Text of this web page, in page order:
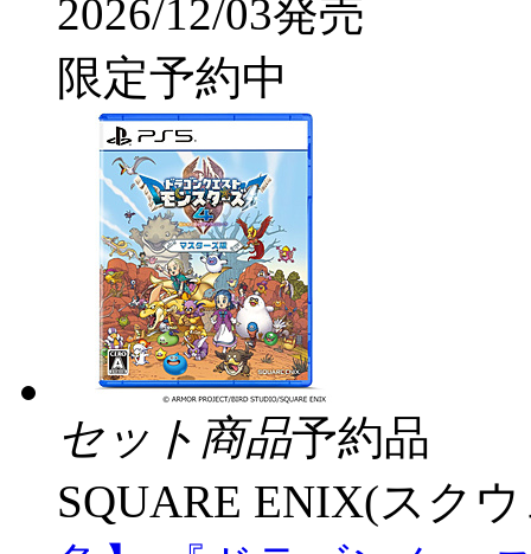
2026/12/03発売
限定予約中
セット商品予約品
SQUARE ENIX(スク